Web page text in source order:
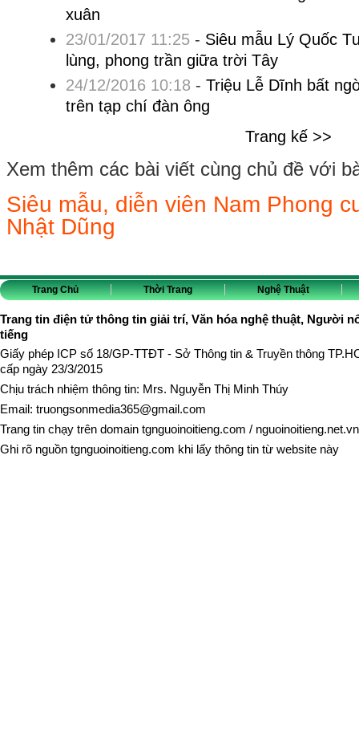
xuân
23/01/2017 11:25- Siêu mẫu Lý Quốc
lùng, phong trần giữa trời Tây
24/12/2016 10:18 - Triệu Lễ Dĩnh bất
trên tạp chí đàn ông
Trang kế >>
Xem thêm các bài viết cùng chủ đề với
Siêu mẫu, diễn viên Nam Phong
Nhật Dũng
Trang Chủ Thời Trang Nghệ Thuật
Trang tin điện tử thông tin giải trí, Văn hóa nghệ thuật, Người
tiếng
Giấy phép ICP số 18/GP-TTĐT - Sở Thông tin & Truyền thông
cấp ngày 23/3/2015
Chịu trách nhiệm thông tin: Mrs. Nguyễn Thị Minh Thúy
Email: truongsonmedia365@gmail.com
Trang tin chạy trên domain tgnguoinoitieng.com / nguoinoitieng.net.vn
Ghi rõ nguồn tgnguoinoitieng.com khi lấy thông tin từ website này